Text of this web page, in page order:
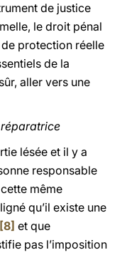
de justice
le droit pénal
de protection réelle
de la
aller vers une
lésée et il y a
responsable
même
qu’il existe une
[8] et que
pas l’imposition